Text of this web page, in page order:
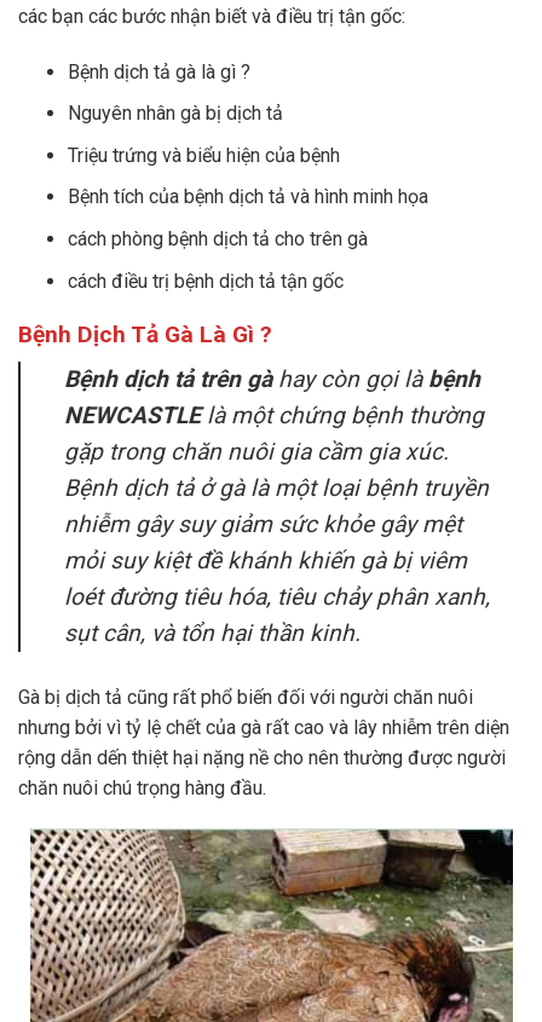
các bạn các bước nhận biết và điều trị tận gốc:
Bệnh dịch tả gà là gì ?
Nguyên nhân gà bị dịch tả
Triệu trứng và biểu hiện của bệnh
Bệnh tích của bệnh dịch tả và hình minh họa
cách phòng bệnh dịch tả cho trên gà
cách điều trị bệnh dịch tả tận gốc
Bệnh Dịch Tả Gà Là Gì ?
Bệnh dịch tả trên gàhay còn gọi là bệnh
NEWCASTLElà một chứng bệnh thường
gặp trong chăn nuôi gia cầm gia xúc.
Bệnh dịch tả ở gà là một loại bệnh truyền
nhiễm gây suy giảm sức khỏe gây mệt
mỏi suy kiệt đề khánh khiến gà bị viêm
loét đường tiêu hóa, tiêu chảy phân xanh,
sụt cân, và tổn hại thần kinh.
Gà bị dịch tả cũng rất phổ biến đối với người chăn nuôi
nhưng bởi vì tỷ lệ chết của gà rất cao và lây nhiễm trên diện
rộng dẫn dến thiệt hại nặng nề cho nên thường được người
chăn nuôi chú trọng hàng đầu.